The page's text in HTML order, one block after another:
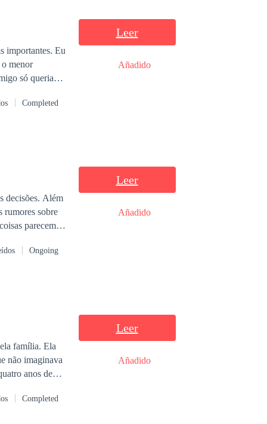
o menor
só queria
Mas mais
Completed
Leer
Añadido
decisões. Além
rumores sobre
parecem
vê é a mãe
Ongoing
Leer
Añadido
família. Ela
dezoito anos.
Completed
Leer
Añadido